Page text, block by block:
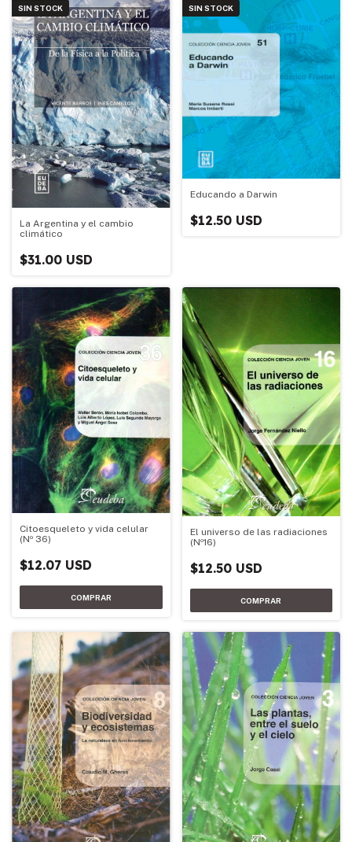
SIN STOCK
La Argentina y el cambio
climático
$31.00 USD
SIN STOCK
Educando a Darwin
$12.50 USD
Citoesqueleto y vida celular
(Nº 36)
$12.07 USD
El universo de las radiaciones
(Nº16)
$12.50 USD